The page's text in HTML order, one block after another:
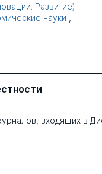
Развитие).
науки
входящих в